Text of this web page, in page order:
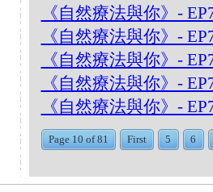
《自然療法與你》-
《自然療法與你》-
《自然療法與你》-
《自然療法與你》-
《自然療法與你》-
Page 10 of 81 First 5 6